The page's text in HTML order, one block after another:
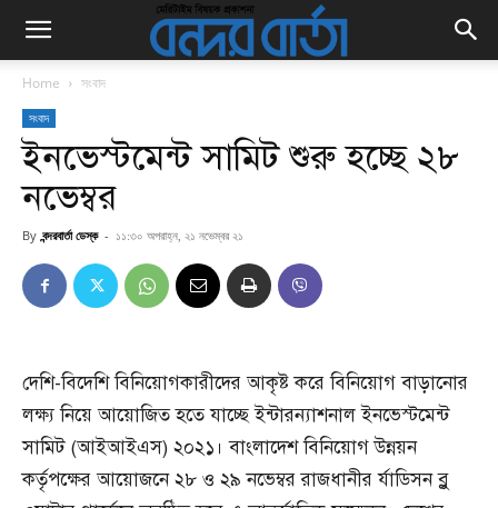
Home সংবাদ
সংবাদ
ইনভেস্টমেন্ট সামিট শুরু হচ্ছে ২৮
নভেম্বর
By বন্দরবার্তা ডেস্ক - ১১:৩০ অপরাহ্ন, ২১ নভেম্বর ২১
দেশি-বিদেশি বিনিয়োগকারীদের আকৃষ্ট করে বিনিয়োগ বাড়ানোর
লক্ষ্য নিয়ে আয়োজিত হতে যাচ্ছে ইন্টারন্যাশনাল ইনভেস্টমেন্ট
সামিট (আইআইএস) ২০২১। বাংলাদেশ বিনিয়োগ উন্নয়ন
কর্তৃপক্ষের আয়োজনে ২৮ ও ২৯ নভেম্বর রাজধানীর র্যাডিসন ব্লু